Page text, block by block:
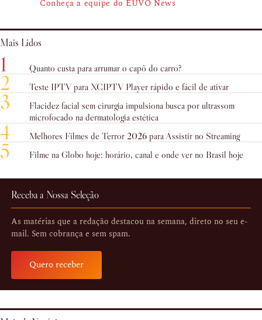
Conheça a equipe do EUVO News
Mais Lidos
1 Quanto custa para arrumar o capô do carro?
2 Teste IPTV para XCIPTV Player rápido e fácil de ativar
3
Flacidez facial sem cirurgia impulsiona busca por ultrassom
microfocado na dermatologia estética
4 Melhores Filmes de Terror 2026 para Assistir no Streaming
5 Filme na Globo hoje: horário, canal e onde ver no Brasil hoje
Receba a Nossa Seleção
As matérias que a redação destacou na semana, direto no seu e-
mail. Sem cobrança e sem spam.
Quero receber